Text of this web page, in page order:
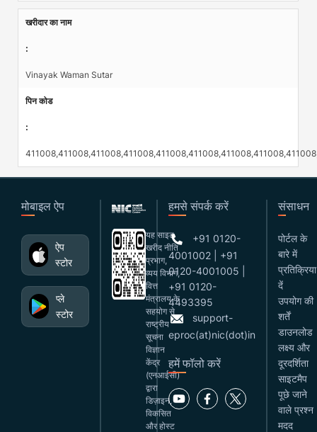
खरीदार का नाम
:
Vinayak Waman Sutar
पिन कोड
:
मोबाइल ऐप
ऐप
स्टोर
प्ले
स्टोर
यह साइट
खरीद नीति
प्रभाग,
व्यय विभाग,
वित्त
मंत्रालय के
सहयोग से
राष्ट्रीय
सूचना
विज्ञान
केंद्र
(एनआईसी)
द्वारा
डिज़ाइन,
विकसित
और होस्ट
हमसे संपर्क करें
+91 0120-
4001002 | +91
0120-4001005 |
+91 0120-
4493395
support-
eproc(at)nic(dot)in
हमें फॉलो करें
संसाधन
पोर्टल के
बारे में
प्रतिक्रिया
दें
उपयोग की
शर्तें
डाउनलोड
लक्ष्य और
दूरदर्शिता
साइटमैप
पूछे जाने
वाले प्रश्न
मदद